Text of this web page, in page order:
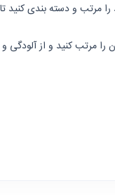
را مرتب و دسته بندی کنید
را مرتب کنید و از